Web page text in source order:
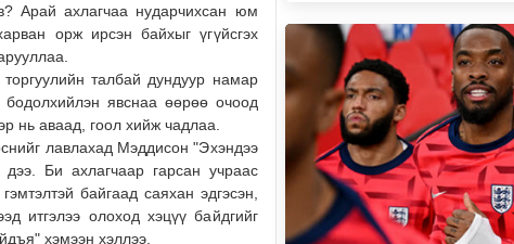
Арай ахлагчаа нударчихсан юм
орж ирсэн байхыг үгүйсгэх
талбай дундуур намар
бодолхийлэн явснаа өөрөө очоод
нь аваад, гоол хийж чадлаа.
лавлахад Мэддисон "Эхэндээ
Би ахлагчаар гарсан учраас
байгаад саяхан эдгэсэн,
итгэлээ олоход хэцүү байдгийг
хэмээн хэллээ.
Өчигдөр
МИАТ ТӨХК БОИНГ
ХАМТЫН АЖИЛЛАГААГАА
ӨРГӨЖҮҮЛНЭ
Өчигдөр
МОНГОЛ-АЛТАЙ, ХӨВСГӨЛИЙН
УУЛАРХАГ НУТАГ, УВС
ХОТГОР, ИДЭР, ТЭС,…